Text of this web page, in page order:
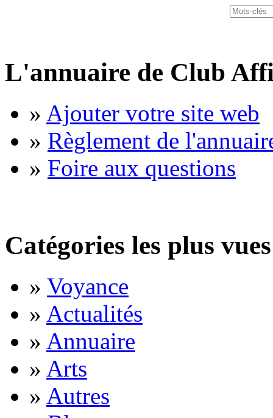
L'annuaire de Club
» Ajouter votre site web
» Règlement de
» Foire aux questions
Catégories les plus vues
» Voyance
» Actualités
» Annuaire
» Arts
» Autres